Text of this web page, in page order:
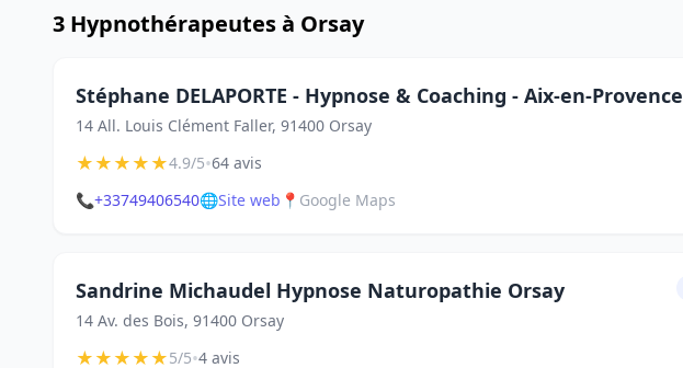
3 Hypnothérapeutes à Orsay
Stéphane DELAPORTE - Hypnose & Coaching - Aix-en-Provence
14 All. Louis Clément Faller, 91400 Orsay
★★★★★4.9/5•64 avis
📞+33749406540🌐Site web 📍 Google Maps
Sandrine Michaudel Hypnose Naturopathie Orsay
14 Av. des Bois, 91400 Orsay
★★★★★5/5•4 avis